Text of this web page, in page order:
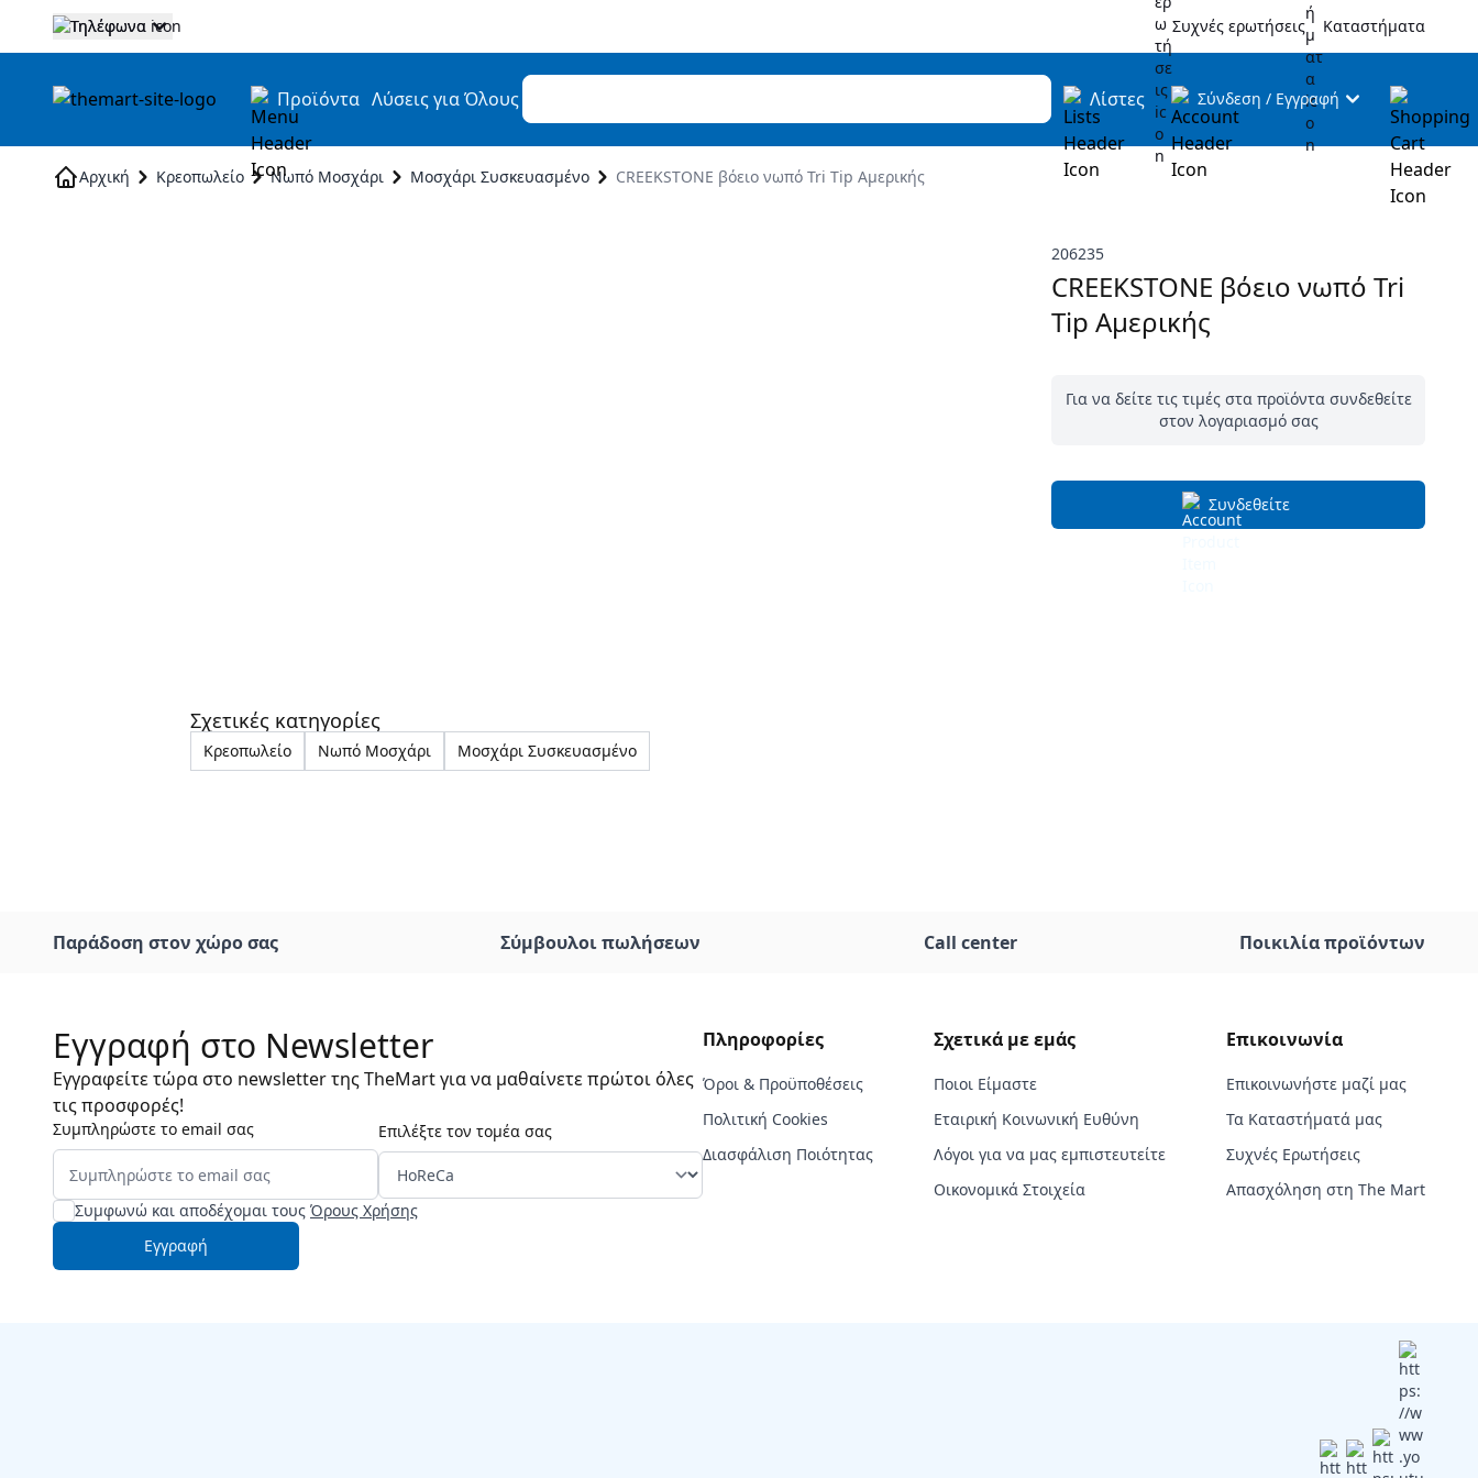
Τηλέφωνα Συχνές ερωτήσεις Καταστήματα
Προϊόντα Λύσεις για Όλους Λίστες Σύνδεση / Εγγραφή
Αρχική Κρεοπωλείο Νωπό Μοσχάρι Μοσχάρι Συσκευασμένο CREEKSTONE βόειο νωπό Tri Tip Αμερικής
206235
CREEKSTONE βόειο νωπό Tri
Tip Αμερικής
Για να δείτε τις τιμές στα προϊόντα συνδεθείτε
στον λογαριασμό σας
Συνδεθείτε
Σχετικές κατηγορίες
Κρεοπωλείο Νωπό Μοσχάρι Μοσχάρι Συσκευασμένο
Παράδοση στον χώρο σας Σύμβουλοι πωλήσεων Call center Ποικιλία προϊόντων
Εγγραφή στο Newsletter
Εγγραφείτε τώρα στο newsletter της TheMart για να μαθαίνετε πρώτοι όλες
τις προσφορές!
Συμπληρώστε το email σας Επιλέξτε τον τομέα σας
Συμφωνώ και αποδέχομαι τους Όρους Χρήσης
Εγγραφή
Πληροφορίες
Όροι & Προϋποθέσεις
Πολιτική Cookies
Διασφάλιση Ποιότητας
Σχετικά με εμάς
Ποιοι Είμαστε
Εταιρική Κοινωνική Ευθύνη
Λόγοι για να μας εμπιστευτείτε
Οικονομικά Στοιχεία
Επικοινωνία
Επικοινωνήστε μαζί μας
Τα Καταστήματά μας
Συχνές Ερωτήσεις
Απασχόληση στη The Mart